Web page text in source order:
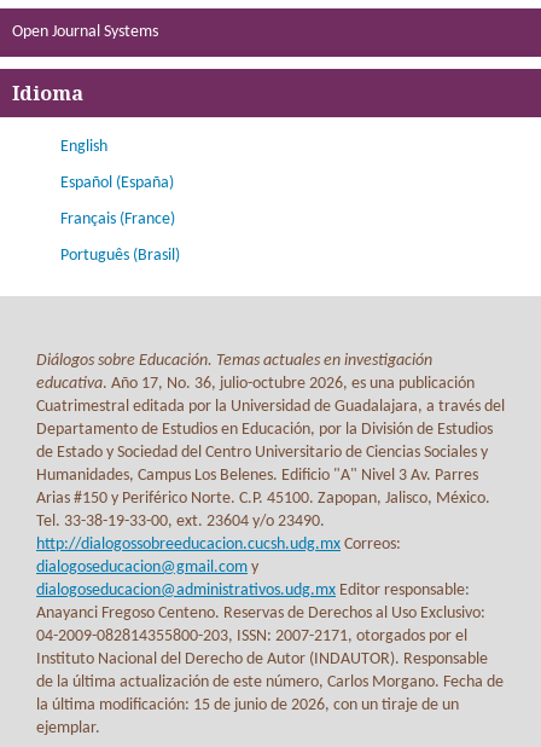
Open Journal Systems
Idioma
English
Español (España)
Français (France)
Português (Brasil)
Diálogos sobre Educación. Temas actuales en investigación
educativa. Año 17, No. 36, julio-octubre 2026, es una publicación
Cuatrimestral editada por la Universidad de Guadalajara, a través del
Departamento de Estudios en Educación, por la División de Estudios
de Estado y Sociedad del Centro Universitario de Ciencias Sociales y
Humanidades, Campus Los Belenes. Edificio "A" Nivel 3 Av. Parres
Arias #150 y Periférico Norte. C.P. 45100. Zapopan, Jalisco, México.
Tel. 33-38-19-33-00, ext. 23604 y/o 23490.
http://dialogossobreeducacion.cucsh.udg.mx Correos:
dialogoseducacion@gmail.com y
dialogoseducacion@administrativos.udg.mx Editor responsable:
Anayanci Fregoso Centeno. Reservas de Derechos al Uso Exclusivo:
04-2009-082814355800-203, ISSN: 2007-2171, otorgados por el
Instituto Nacional del Derecho de Autor (INDAUTOR). Responsable
de la última actualización de este número, Carlos Morgano. Fecha de
la última modificación: 15 de junio de 2026, con un tiraje de un
ejemplar.